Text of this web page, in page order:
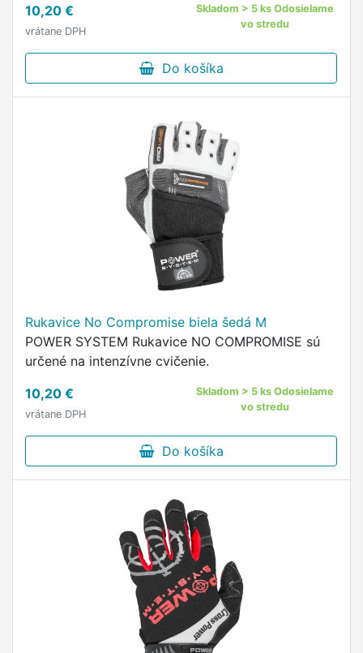
10,20 €
vrátane DPH
Skladom > 5 ks Odosielame
vo stredu
Do košíka
Rukavice No Compromise biela šedá M
POWER SYSTEM Rukavice NO COMPROMISE sú
určené na intenzívne cvičenie.
10,20 €
vrátane DPH
Skladom > 5 ks Odosielame
vo stredu
Do košíka